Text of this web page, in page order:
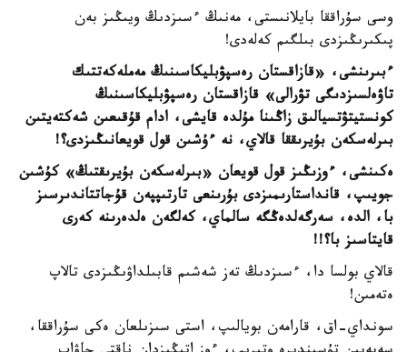
وسى سۇراققا بايلانىستى، مەنىڭ ءسىزدىڭ ويىڭىز بەن
پىكىرىڭىزدى بىلگىم كەلەدى!
ءبىرىنشى، «قازاقستان رەسپۋبليكاسىنىڭ مەملەكەتتىك
تاۋەلسىزدىگى تۋرالى» قازاقستان رەسپۋبليكاسىنىڭ
كونستيتۋتسيالىق زاڭىنا مۇلدە قايشى، ادام قۇقىعىن شەكتەيتىن
بىرلەسكەن بۇيرىققا قالاي، نە ءۇشىن قول قويعانىڭىزدى؟!
ەكىنشى، ءوزىڭىز قول قويعان «بىرلەسكەن بۇيرىقتىڭ» كۇشىن
جويىپ، قانداستارىمىزدى بۇرىنعى تارتىپپەن قۇجاتتاندىرسىز
با، الدە، سەرگەلدەڭگە سالماي، كەلگەن ەلدەرىنە كەرى
قايتاسىز با؟!!
قالاي بولسا دا، ءسىزدىڭ تەز شەشىم قابىلداۋىڭىزدى تالاپ
ەتەمىن!
سونداي-اق، قارامەن بويالىپ، استى سىزىلعان ەكى سۇراققا،